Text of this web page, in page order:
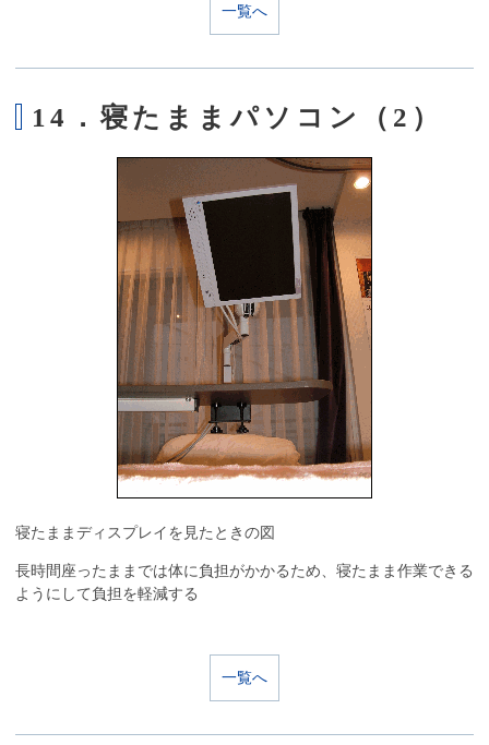
一覧へ
14．寝たままパソコン（2）
寝たままディスプレイを見たときの図
長時間座ったままでは体に負担がかかるため、寝たまま作業できる
ようにして負担を軽減する
一覧へ